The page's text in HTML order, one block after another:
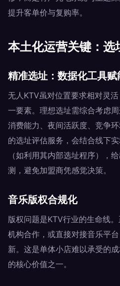
提升客单价与复购率。
本土化运营关键：选
精准选址：数据化工具赋
无人KTV虽对位置要求相对灵
一要素。理想选址需综合考虑
消费能力、夜间活跃度、竞争
的选址评估服务，会结合线下
（如利用其内部选址程序），
测，避免加盟商凭感觉决策。
音乐版权合规化
版权问题是KTV行业的生命线
机构合作，或直接对接音乐平
新。这是单体小店难以承受的
的核心价值之一。